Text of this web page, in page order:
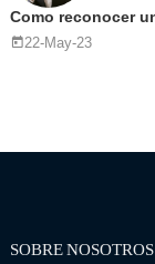
Como reconocer
22-May-23
SOBRE NOSOTROS